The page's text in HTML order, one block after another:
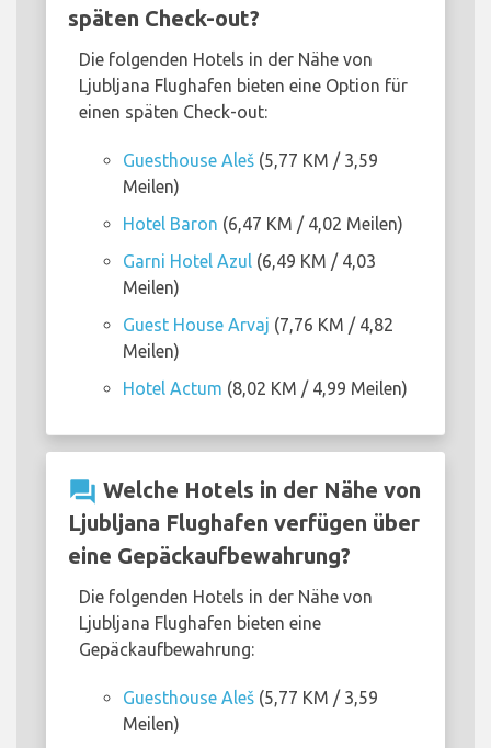
späten Check-out?
Die folgenden Hotels in der Nähe von
Ljubljana Flughafen bieten eine Option für
einen späten Check-out:
Guesthouse Aleš (5,77 KM / 3,59
Meilen)
Hotel Baron (6,47 KM / 4,02 Meilen)
Garni Hotel Azul (6,49 KM / 4,03
Meilen)
Guest House Arvaj (7,76 KM / 4,82
Meilen)
Hotel Actum (8,02 KM / 4,99 Meilen)
question_answer Welche Hotels in der Nähe von
Ljubljana Flughafen verfügen über
eine Gepäckaufbewahrung?
Die folgenden Hotels in der Nähe von
Ljubljana Flughafen bieten eine
Gepäckaufbewahrung:
Guesthouse Aleš (5,77 KM / 3,59
Meilen)